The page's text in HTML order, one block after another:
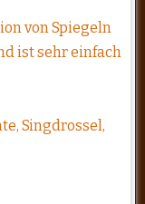
von Spiegeln
ist sehr einfach
Singdrossel,